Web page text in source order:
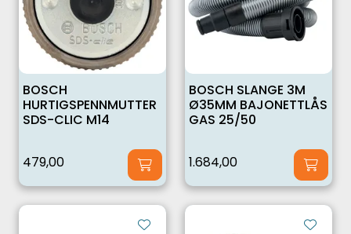
BOSCH
HURTIGSPENNMUTTER
SDS-CLIC M14
479,00
BOSCH SLANGE 3M
Ø35MM BAJONETTLÅS
GAS 25/50
1.684,00